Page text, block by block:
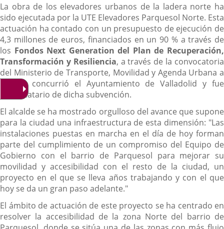
La obra de los elevadores urbanos de la ladera norte ha
sido ejecutada por la UTE Elevadores Parquesol Norte. Esta
actuación ha contado con un presupuesto de ejecución de
4,3 millones de euros, financiados en un 90 % a través de
los Fondos Next Generation del Plan de Recuperación,
Transformación y Resiliencia, a través de la convocatoria
del Ministerio de Transporte, Movilidad y Agenda Urbana a
la que concurrió el Ayuntamiento de Valladolid y fue
adjudicatario de dicha subvención.
El alcalde se ha mostrado orgulloso del avance que supone
para la ciudad una infraestructura de esta dimensión: "Las
instalaciones puestas en marcha en el día de hoy forman
parte del cumplimiento de un compromiso del Equipo de
Gobierno con el barrio de Parquesol para mejorar su
movilidad y accesibilidad con el resto de la ciudad, un
proyecto en el que se lleva años trabajando y con el que
hoy se da un gran paso adelante."
El ámbito de actuación de este proyecto se ha centrado en
resolver la accesibilidad de la zona Norte del barrio de